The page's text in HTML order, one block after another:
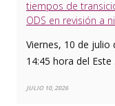
tiempos de
ODS en revisión a
Viernes, 10 de julio
14:45 hora del Este
JULIO 10, 2026